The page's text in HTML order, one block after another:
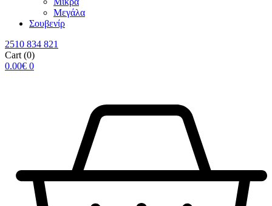
Μεγάλα
Σουβενίρ
2510 834 821
Cart (0)
0.00€ 0